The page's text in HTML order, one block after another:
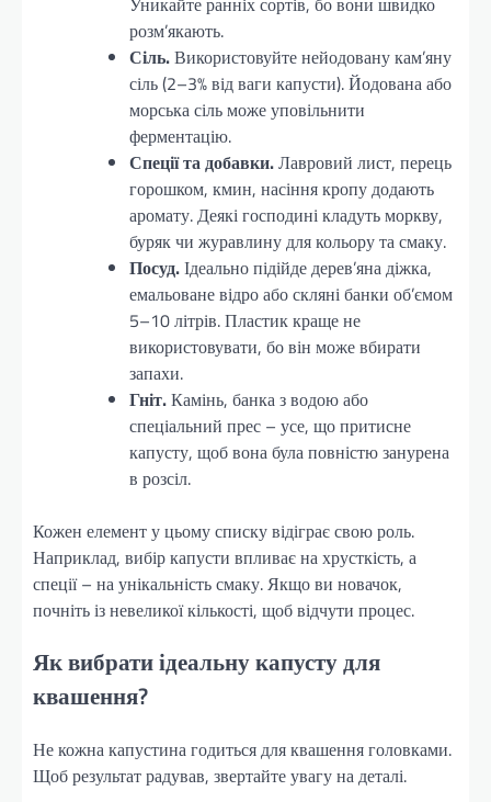
розм’якають.
Сіль.Використовуйте нейодовану кам’яну
сіль (2–3% від ваги капусти). Йодована або
морська сіль може уповільнити
ферментацію.
Спеції та добавки.Лавровий лист, перець
горошком, кмин, насіння кропу додають
аромату. Деякі господині кладуть моркву,
буряк чи журавлину для кольору та смаку.
Посуд.Ідеально підійде дерев’яна діжка,
емальоване відро або скляні банки об’ємом
5–10 літрів. Пластик краще не
використовувати, бо він може вбирати
запахи.
Гніт.Камінь, банка з водою або
спеціальний прес – усе, що притисне
капусту, щоб вона була повністю занурена
в розсіл.
Кожен елемент у цьому списку відіграє свою роль.
Наприклад, вибір капусти впливає на хрусткість, а
спеції – на унікальність смаку. Якщо ви новачок,
почніть із невеликої кількості, щоб відчути процес.
Як вибрати ідеальну капусту для
квашення?
Не кожна капустина годиться для квашення головками.
Щоб результат радував, звертайте увагу на деталі.